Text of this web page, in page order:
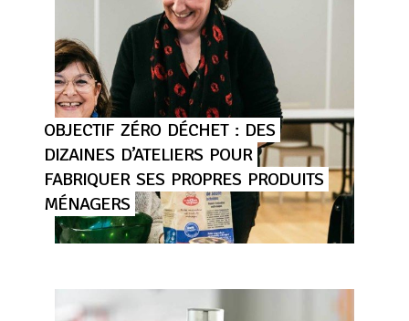
OBJECTIF ZÉRO DÉCHET : DES
DIZAINES D’ATELIERS POUR
FABRIQUER SES PROPRES PRODUITS
MÉNAGERS